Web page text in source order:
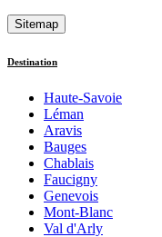
Sitemap
Destination
Haute-Savoie
Léman
Aravis
Bauges
Chablais
Faucigny
Genevois
Mont-Blanc
Val d'Arly